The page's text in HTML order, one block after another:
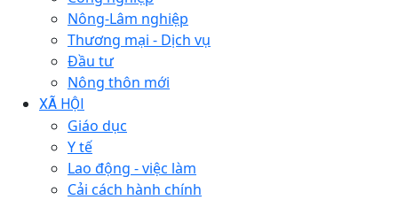
Nông-Lâm nghiệp
Thương mại - Dịch vụ
Đầu tư
Nông thôn mới
XÃ HỘI
Giáo dục
Y tế
Lao động - việc làm
Cải cách hành chính